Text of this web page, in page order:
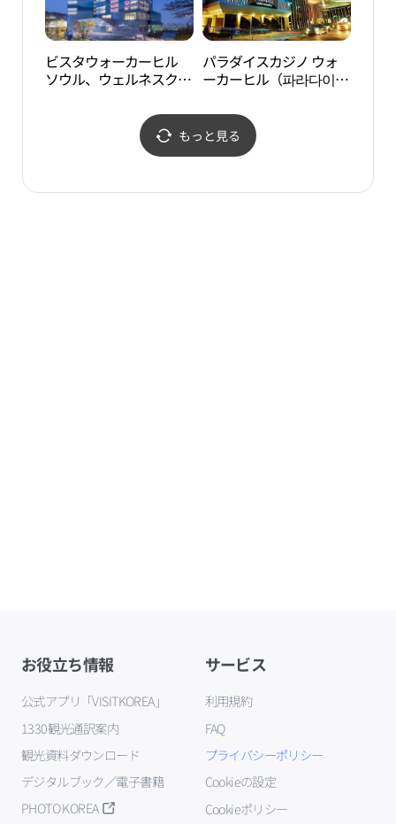
ビスタウォーカーヒル
ソウル、ウェルネスクラ
パラダイスカジノ ウォ
ーカーヒル（파라다이스
もっと見る
お役立ち情報
公式アプリ「VISITKOREA」
1330観光通訳案内
観光資料ダウンロード
デジタルブック／電子書籍
PHOTO KOREA
サービス
利用規約
FAQ
プライバシーポリシー
Cookieの設定
Cookieポリシー